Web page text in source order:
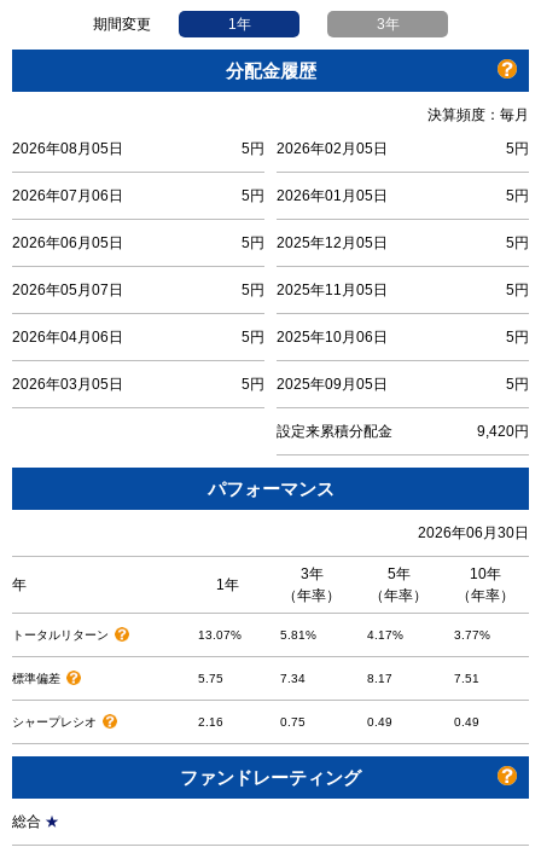
期間変更 1年 3年
分配金履歴
決算頻度：毎月
2026年08月05日
5円
2026年07月06日 5円
2026年06月05日 5円
2026年05月07日 5円
2026年04月06日 5円
2026年03月05日 5円
2026年02月05日 5円
2026年01月05日 5円
2025年12月05日 5円
2025年11月05日 5円
2025年10月06日 5円
2025年09月05日 5円
設定来累積分配金 9,420円
パフォーマンス
2026年06月30日
年 1年
3年
（年率）
5年
（年率）
10年
（年率）
トータルリターン 13.07% 5.81% 4.17% 3.77%
標準偏差 5.75 7.34 8.17 7.51
シャープレシオ 2.16 0.75 0.49 0.49
ファンドレーティング
総合 ★